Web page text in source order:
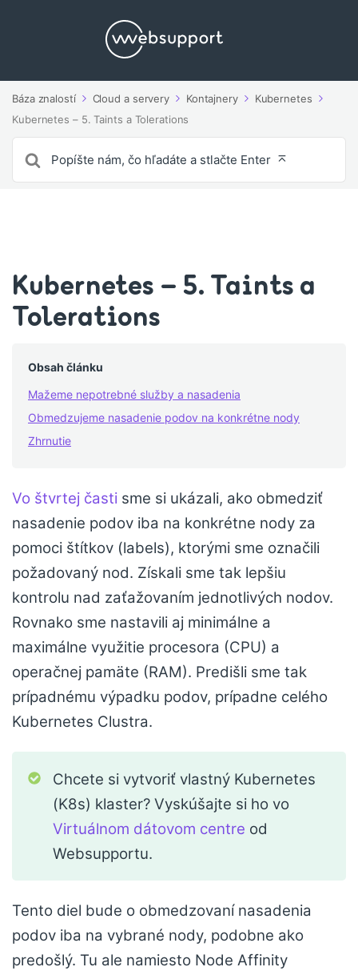
Báza znalostí Cloud a servery Kontajnery
Kubernetes
Kubernetes – 5. Taints a Tolerations
pre
Kubernetes – 5. Taints a
Tolerations
Obsah článku
Mažeme nepotrebné služby a nasadenia
Obmedzujeme nasadenie podov na konkrétne nody
Zhrnutie
Vo štvrtej časti sme si ukázali, ako obmedziť
nasadenie podov iba na konkrétne nody za
pomoci štítkov (labels), ktorými sme označili
požadovaný nod. Získali sme tak lepšiu
kontrolu nad zaťažovaním jednotlivých nodov.
Rovnako sme nastavili aj minimálne a
maximálne využitie procesora (CPU) a
operačnej pamäte (RAM). Predišli sme tak
prípadnému výpadku podov, prípadne celého
Kubernetes Clustra.
Chcete si vytvoriť vlastný Kubernetes
(K8s) klaster? Vyskúšajte si ho vo
Virtuálnom dátovom centre od
Websupportu.
Tento diel bude o obmedzovaní nasadenia
podov iba na vybrané nody, podobne ako
predošlý. Tu ale namiesto Node Affinity